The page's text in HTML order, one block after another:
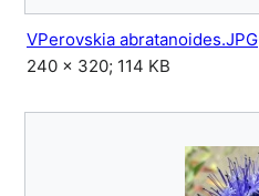
VPerovskia abratanoides.JPG
240 × 320; 114 KB